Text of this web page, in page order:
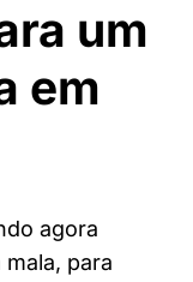
um
em
agora
para